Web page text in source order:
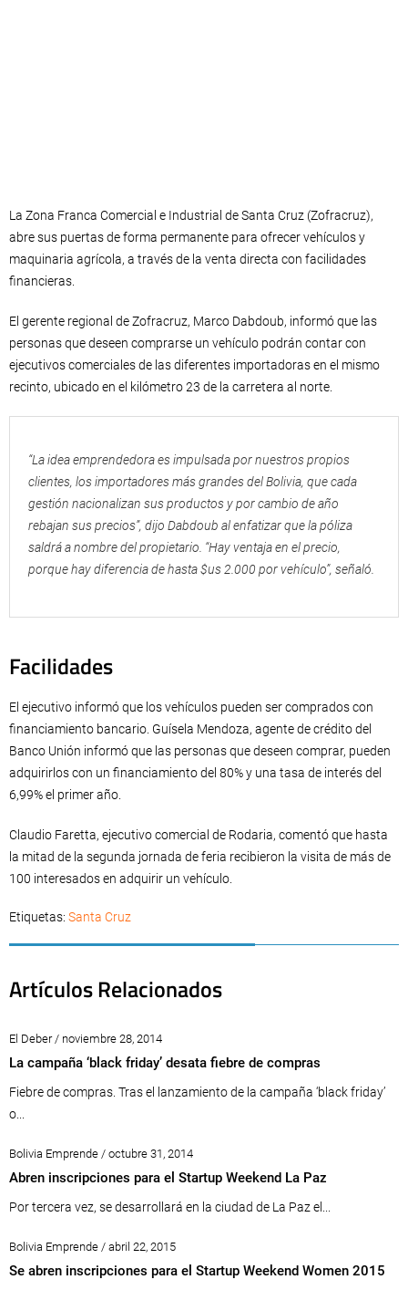
La Zona Franca Comercial e Industrial de Santa Cruz (Zofracruz),
abre sus puertas de forma permanente para ofrecer vehículos y
maquinaria agrícola, a través de la venta directa con facilidades
financieras.
El gerente regional de Zofracruz, Marco Dabdoub, informó que las
personas que deseen comprarse un vehículo podrán contar con
ejecutivos comerciales de las diferentes importadoras en el mismo
recinto, ubicado en el kilómetro 23 de la carretera al norte.
“La idea emprendedora es impulsada por nuestros propios
clientes, los importadores más grandes del Bolivia, que cada
gestión nacionalizan sus productos y por cambio de año
rebajan sus precios”, dijo Dabdoub al enfatizar que la póliza
saldrá a nombre del propietario. “Hay ventaja en el precio,
porque hay diferencia de hasta $us 2.000 por vehículo”, señaló.
Facilidades
El ejecutivo informó que los vehículos pueden ser comprados con
financiamiento bancario. Guísela Mendoza, agente de crédito del
Banco Unión informó que las personas que deseen comprar, pueden
adquirirlos con un financiamiento del 80% y una tasa de interés del
6,99% el primer año.
Claudio Faretta, ejecutivo comercial de Rodaria, comentó que hasta
la mitad de la segunda jornada de feria recibieron la visita de más de
100 interesados en adquirir un vehículo.
Etiquetas: Santa Cruz
Artículos Relacionados
El Deber / noviembre 28, 2014
La campaña ‘black friday’ desata fiebre de compras
Fiebre de compras. Tras el lanzamiento de la campaña ‘black friday’
o...
Bolivia Emprende / octubre 31, 2014
Abren inscripciones para el Startup Weekend La Paz
Por tercera vez, se desarrollará en la ciudad de La Paz el...
Bolivia Emprende / abril 22, 2015
Se abren inscripciones para el Startup Weekend Women 2015